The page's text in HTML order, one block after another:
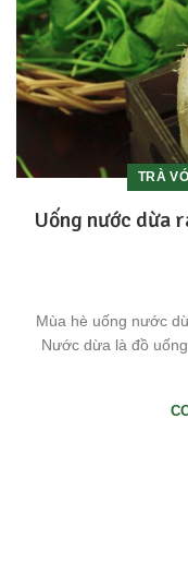
TRÀ
Uống nước dừa
Mùa hè uống nước
Nước dừa là đồ